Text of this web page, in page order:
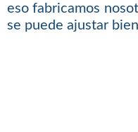
eso fabricamos
se puede ajustar